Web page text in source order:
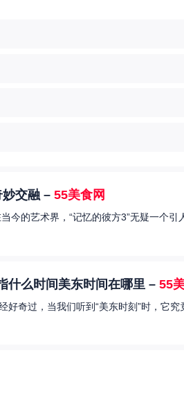
交融 – 55美食网
今的艺术界，“记忆的彼方3”无疑一个
什么时间美东时间在哪里 – 55
好奇过，当我们听到“美东时刻”时，它